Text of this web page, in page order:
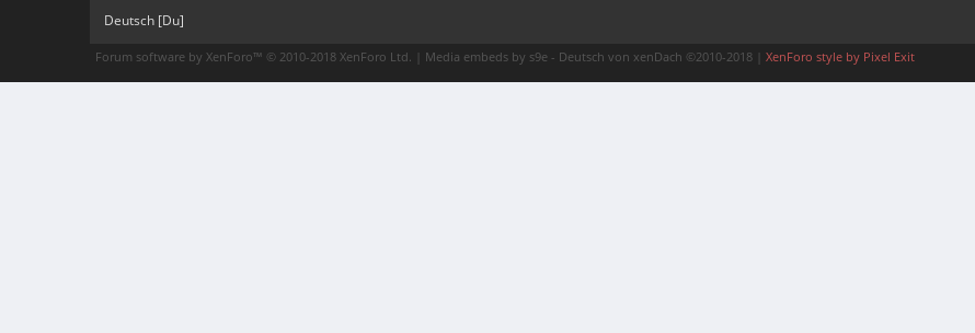
Deutsch [Du]
Forum software by XenForo™ © 2010-2018 XenForo Ltd. Media embeds by s9e - Deutsch von xenDach ©2010-2018 XenForo style by Pixel Exit